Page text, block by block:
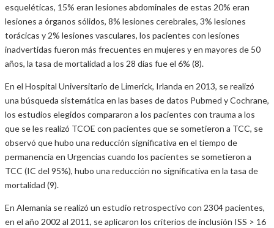
esqueléticas, 15% eran lesiones abdominales de estas 20% eran
lesiones a órganos sólidos, 8% lesiones cerebrales, 3% lesiones
torácicas y 2% lesiones vasculares, los pacientes con lesiones
inadvertidas fueron más frecuentes en mujeres y en mayores de 50
años, la tasa de mortalidad a los 28 días fue el 6% (8).
En el Hospital Universitario de Limerick, Irlanda en 2013, se realizó
una búsqueda sistemática en las bases de datos Pubmed y Cochrane,
los estudios elegidos compararon a los pacientes con trauma a los
que se les realizó TCOE con pacientes que se sometieron a TCC, se
observó que hubo una reducción significativa en el tiempo de
permanencia en Urgencias cuando los pacientes se sometieron a
TCC (IC del 95%), hubo una reducción no significativa en la tasa de
mortalidad (9).
En Alemania se realizó un estudio retrospectivo con 2304 pacientes,
en el año 2002 al 2011, se aplicaron los criterios de inclusión ISS > 16